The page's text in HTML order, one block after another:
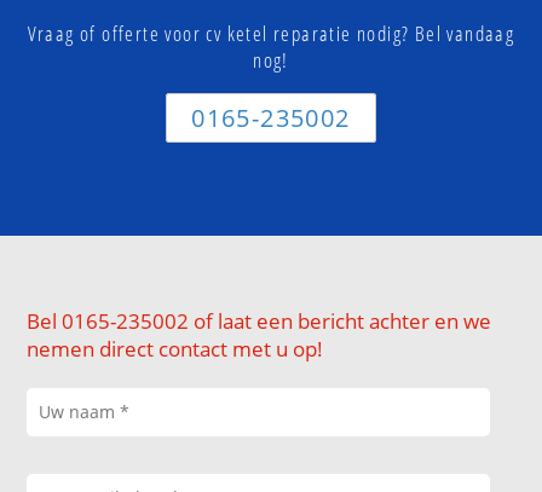
Vraag of offerte voor cv ketel reparatie nodig? Bel vandaag
nog!
0165-235002
Bel 0165-235002 of laat een bericht achter en we
nemen direct contact met u op!